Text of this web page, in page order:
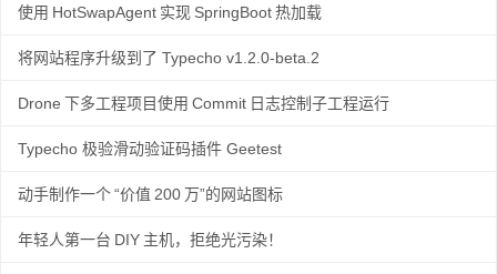
使用 HotSwapAgent 实现 SpringBoot热加载
将网站程序升级到了 Typecho v1.2.0-beta.2
Drone 下多工程项目使用 Commit 日志控制子工程运行
Typecho 极验滑动验证码插件 Geetest
动手制作一个“价值 200万”的网站图标
年轻人第一台 DIY 主机，拒绝光污染！